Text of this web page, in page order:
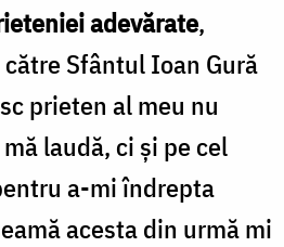
adevărate,
Sfântul Ioan Gură
prieten al meu nu
laudă, ci și pe cel
a-mi îndrepta
acesta din urmă mi